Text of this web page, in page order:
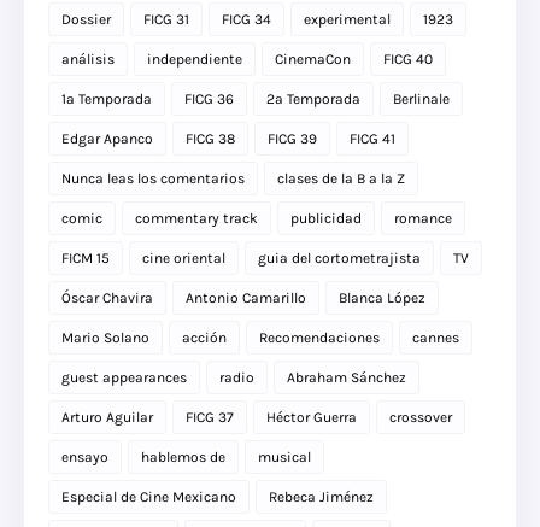
Dossier FICG 31 FICG 34 experimental 1923
análisis independiente CinemaCon FICG 40
1a Temporada FICG 36 2a Temporada Berlinale
Edgar Apanco FICG 38 FICG 39 FICG 41
Nunca leas los comentarios clases de la B a la Z
comic commentary track publicidad romance
FICM 15 cine oriental guia del cortometrajista TV
Óscar Chavira Antonio Camarillo Blanca López
Mario Solano acción Recomendaciones cannes
guest appearances radio Abraham Sánchez
Arturo Aguilar FICG 37 Héctor Guerra crossover
ensayo hablemos de musical
Especial de Cine Mexicano Rebeca Jiménez